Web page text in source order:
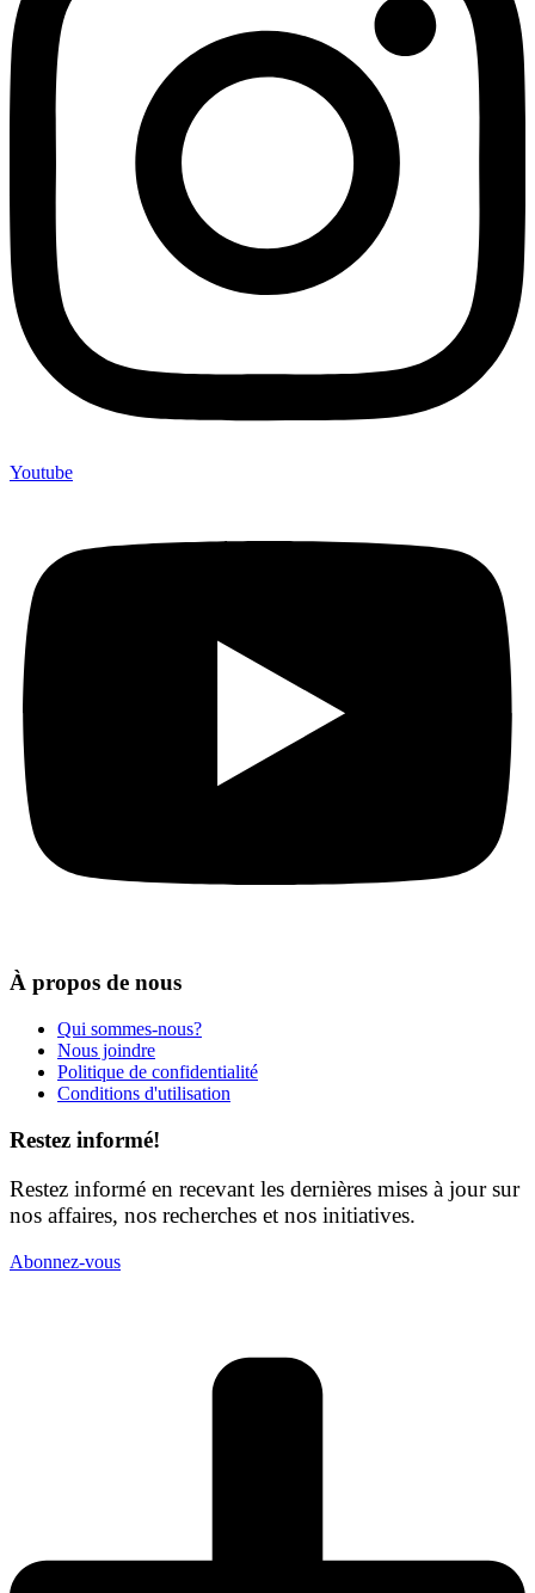
Youtube
À propos de nous
Qui sommes-nous?
Nous joindre
Politique de confidentialité
Conditions d'utilisation
Restez informé!
Restez informé en recevant les dernières mises à jour sur
nos affaires, nos recherches et nos initiatives.
Abonnez-vous